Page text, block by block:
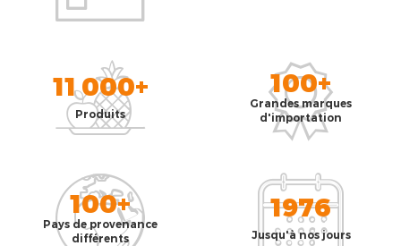
11 000+
Produits
100+
Grandes marques
d'importation
100+
Pays de provenance
différents
1976
Jusqu'à nos jours